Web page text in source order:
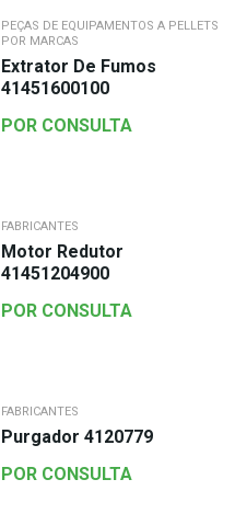
PEÇAS DE EQUIPAMENTOS A PELLETS
POR MARCAS
Extrator De Fumos
41451600100
POR CONSULTA
FABRICANTES
Motor Redutor
41451204900
POR CONSULTA
FABRICANTES
Purgador 4120779
POR CONSULTA